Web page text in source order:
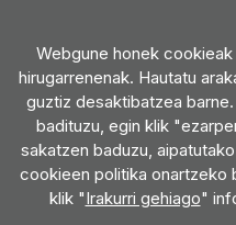
Webgune honek
hirugarrenenak. Hautatu
guztiz desaktibatzea
badituzu, egin klik
sakatzen baduzu,
cookieen politika onartzeko
klik "Irakurri gehiago"